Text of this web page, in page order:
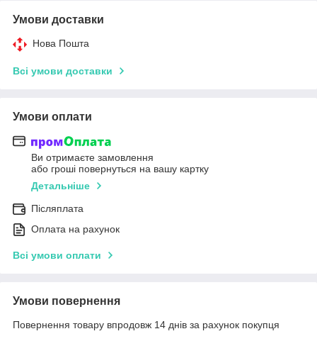
Умови доставки
Нова Пошта
Всі умови доставки
Умови оплати
Ви отримаєте замовлення
або гроші повернуться на вашу картку
Детальніше
Післяплата
Оплата на рахунок
Всі умови оплати
Умови повернення
Повернення товару впродовж 14 днів за рахунок покупця